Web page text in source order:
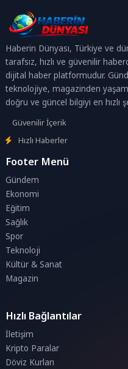
Haberin Dünyası, Türkiye ve
tarafsız, hızlı ve güvenilir
dijital haber platformudur.
teknolojiye, magazinden
doğru ve güncel bilgiyi en hızlı
Güvenilir İçerik
Hızlı Haberler
Footer Menü
Gündem
Ekonomi
Eğitim
Sağlık
Spor
Teknoloji
Kültür & Sanat
Magazin
Hızlı Bağlantılar
İletişim
Kripto Paralar
Döviz Kurları